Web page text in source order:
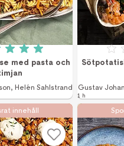
Betyg: 5 av 5 (1 röster)
med pasta och
, Helén Sahlstrand Gustav
1 h
innehåll